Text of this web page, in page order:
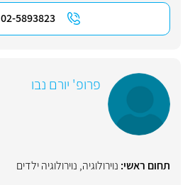
02-5893823
פרופ' יורם נבו
תחום ראשי: נוירולוגיה, נוירולוגיה ילדים